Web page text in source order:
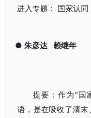
进入专题： 国家认同
● 朱彦达 赖继年
提要：作为“国
语，是在吸收了清